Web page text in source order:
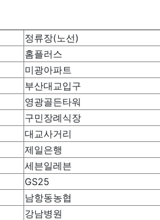
정류장(노선)
홈플러스
미광아파트
부산대교입구
영광골든타워
구민장례식장
대교사거리
제일은행
세븐일레븐
GS25
남항동농협
강남병원